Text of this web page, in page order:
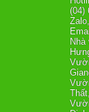
(04)